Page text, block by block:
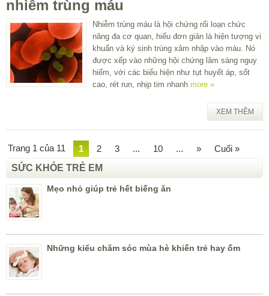
nhiễm trùng máu
Nhiễm trùng máu là hội chứng rối loạn chức
năng đa cơ quan, hiểu đơn giản là hiện tượng vi
khuẩn và ký sinh trùng xâm nhập vào máu. Nó
được xếp vào những hội chứng lâm sàng nguy
hiểm, với các biểu hiện như tụt huyết áp, sốt
cao, rét run, nhịp tim nhanh more »
XEM THÊM
Trang 1 của 11 1 2 3 ... 10 ... »
Cuối »
SỨC KHỎE TRẺ EM
Mẹo nhỏ giúp trẻ hết biếng ăn
Những kiểu chăm sóc mùa hè khiến trẻ hay ốm